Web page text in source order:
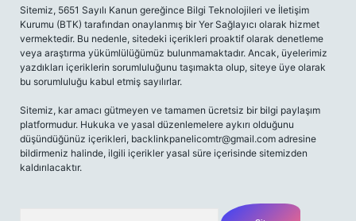
Sitemiz, 5651 Sayılı Kanun gereğince Bilgi Teknolojileri ve İletişim
Kurumu (BTK) tarafından onaylanmış bir Yer Sağlayıcı olarak hizmet
vermektedir. Bu nedenle, sitedeki içerikleri proaktif olarak denetleme
veya araştırma yükümlülüğümüz bulunmamaktadır. Ancak, üyelerimiz
yazdıkları içeriklerin sorumluluğunu taşımakta olup, siteye üye olarak
bu sorumluluğu kabul etmiş sayılırlar.
Sitemiz, kar amacı gütmeyen ve tamamen ücretsiz bir bilgi paylaşım
platformudur. Hukuka ve yasal düzenlemelere aykırı olduğunu
düşündüğünüz içerikleri, backlinkpanelicomtr@gmail.com adresine
bildirmeniz halinde, ilgili içerikler yasal süre içerisinde sitemizden
kaldırılacaktır.